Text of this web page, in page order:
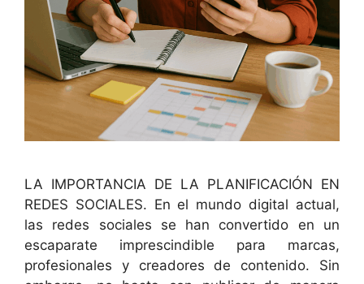
LA IMPORTANCIA DE LA PLANIFICACIÓN EN
REDES SOCIALES. En el mundo digital actual,
las redes sociales se han convertido en un
escaparate imprescindible para marcas,
profesionales y creadores de contenido. Sin